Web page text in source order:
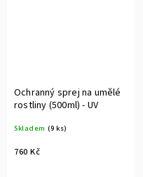
Ochranný sprej na umělé
rostliny (500ml) - UV
Skladem (9 ks)
760 Kč